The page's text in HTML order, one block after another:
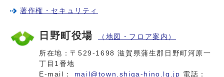
著作権・セキュリティ
日野町役場 （地図・フロア案内）
所在地：〒529-1698 滋賀県蒲生郡日野町河原一
丁目1番地
E-mail： mail@town.shiga-hino.lg.jp 電話：